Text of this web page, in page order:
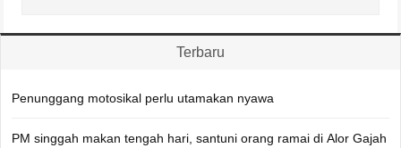
Terbaru
Penunggang motosikal perlu utamakan nyawa
PM singgah makan tengah hari, santuni orang ramai di Alor Gajah